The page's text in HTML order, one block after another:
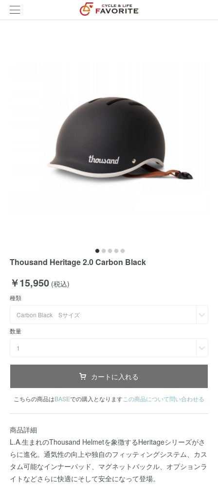
Thousand Heritage 2.0 Carbon Black
￥15,950 (税込)
種類
Carbon Black Sサイズ
数量
1
カートに入れる
こちらの商品はBASEでの購入となりますこの商品について問い合わせる
商品詳細
L.A.生まれのThousand Helmetを象徴するHeritageシリーズがさ
らに進化。通気性の向上や独自のフィッティングシステム、カス
タム可能なインナーパッド、マグネットバックル、オプションラ
イトなどさらに快適にそして安全になって登場。